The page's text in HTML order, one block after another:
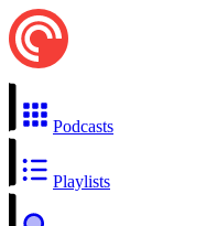
Podcasts
Playlists